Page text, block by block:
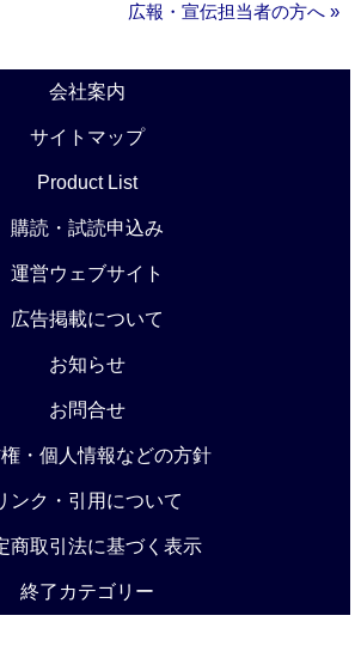
広報・宣伝担当者の方へ »
会社案内
サイトマップ
Product List
購読・試読申込み
運営ウェブサイト
広告掲載について
お知らせ
お問合せ
・個人情報などの方針
ンク・引用について
商取引法に基づく表示
終了カテゴリー